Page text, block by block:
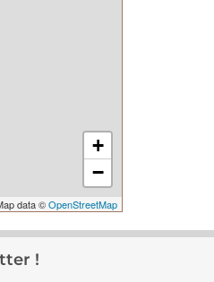
+
−
data ©OpenStreetMap
!